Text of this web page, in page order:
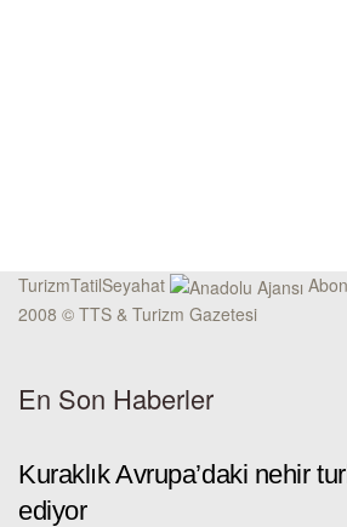
TurizmTatilSeyahat
2008 © TTS & Turizm Gazetesi
En Son Haberler
Kuraklık Avrupa’daki nehir
ediyor